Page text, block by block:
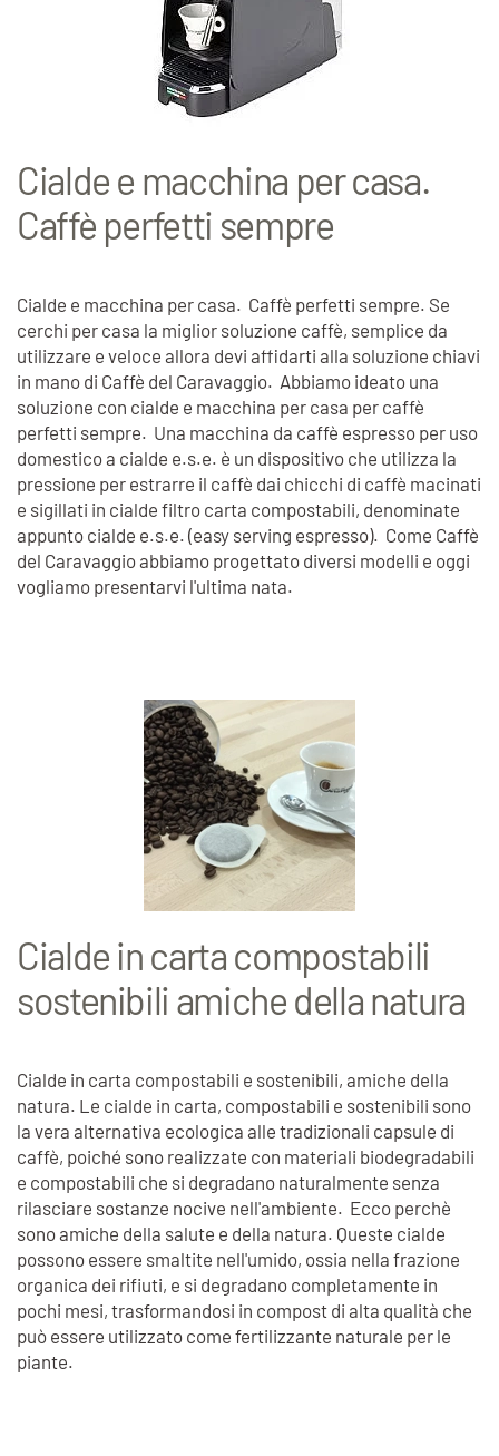
Cialde e macchina per casa.
Caffè perfetti sempre
Cialde e macchina per casa. Caffè perfetti sempre. Se
cerchi per casa la miglior soluzione caffè, semplice da
utilizzare e veloce allora devi affidarti alla soluzione chiavi
in mano di Caffè del Caravaggio. Abbiamo ideato una
soluzione con cialde e macchina per casa per caffè
perfetti sempre. Una macchina da caffè espresso per uso
domestico a cialde e.s.e. è un dispositivo che utilizza la
pressione per estrarre il caffè dai chicchi di caffè macinati
e sigillati in cialde filtro carta compostabili, denominate
appunto cialde e.s.e. (easy serving espresso). Come Caffè
del Caravaggio abbiamo progettato diversi modelli e oggi
vogliamo presentarvi l'ultima nata.
Cialde in carta compostabili
sostenibili amiche della natura
Cialde in carta compostabili e sostenibili, amiche della
natura. Le cialde in carta, compostabili e sostenibili sono
la vera alternativa ecologica alle tradizionali capsule di
caffè, poiché sono realizzate con materiali biodegradabili
e compostabili che si degradano naturalmente senza
rilasciare sostanze nocive nell'ambiente. Ecco perchè
sono amiche della salute e della natura. Queste cialde
possono essere smaltite nell'umido, ossia nella frazione
organica dei rifiuti, e si degradano completamente in
pochi mesi, trasformandosi in compost di alta qualità che
può essere utilizzato come fertilizzante naturale per le
piante.